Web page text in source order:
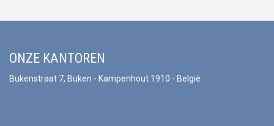
ONZE KANTOREN
Bukenstraat 7, Buken - Kampenhout 1910 - België